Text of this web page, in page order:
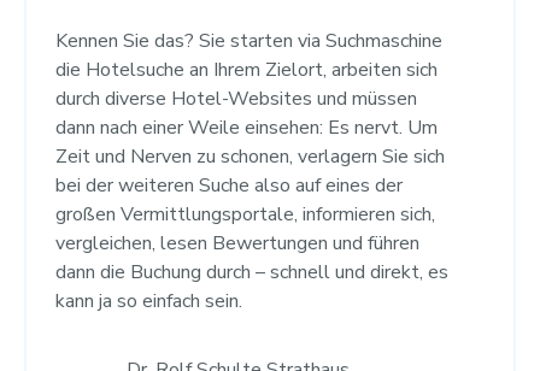
Kennen Sie das? Sie starten via Suchmaschine
die Hotelsuche an Ihrem Zielort, arbeiten sich
durch diverse Hotel-Websites und müssen
dann nach einer Weile einsehen: Es nervt. Um
Zeit und Nerven zu schonen, verlagern Sie sich
bei der weiteren Suche also auf eines der
großen Vermittlungsportale, informieren sich,
vergleichen, lesen Bewertungen und führen
dann die Buchung durch – schnell und direkt, es
kann ja so einfach sein.